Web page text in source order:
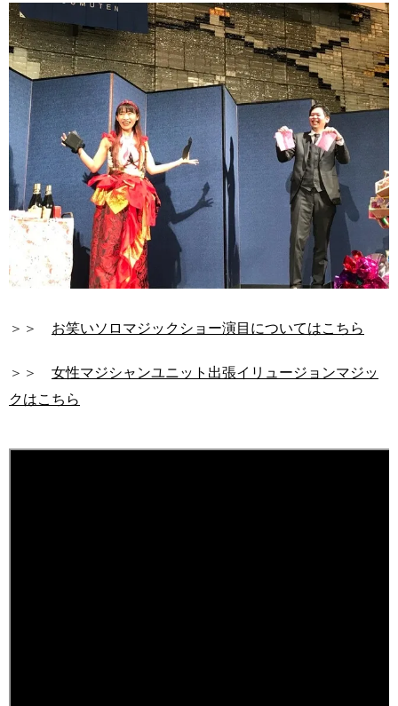
＞＞ お笑いソロマジックショー演目についてはこちら
＞＞ 女性マジシャンユニット出張イリュージョンマジッ
クはこちら